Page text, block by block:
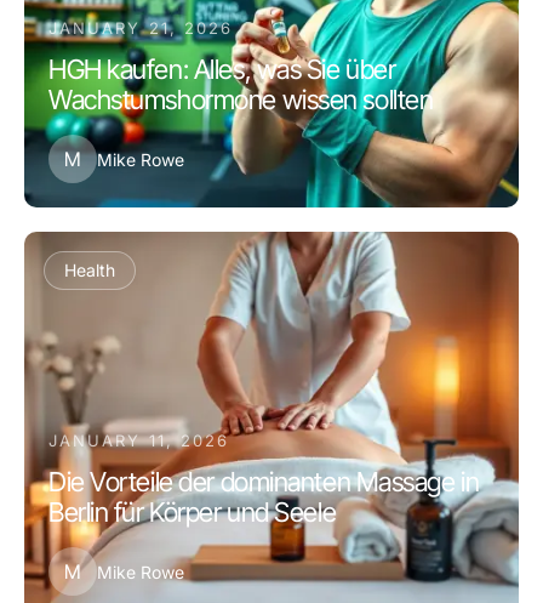
JANUARY 21, 2026
HGH kaufen: Alles, was Sie über
Wachstumshormone wissen sollten
M Mike Rowe
Health
JANUARY 11, 2026
Die Vorteile der dominanten Massage in
Berlin für Körper und Seele
M Mike Rowe